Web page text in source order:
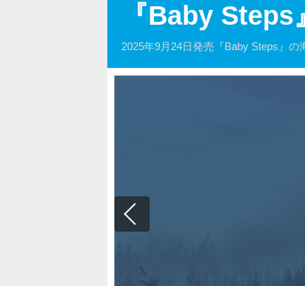
『Baby
2025年9月24日発売『Baby Steps』の